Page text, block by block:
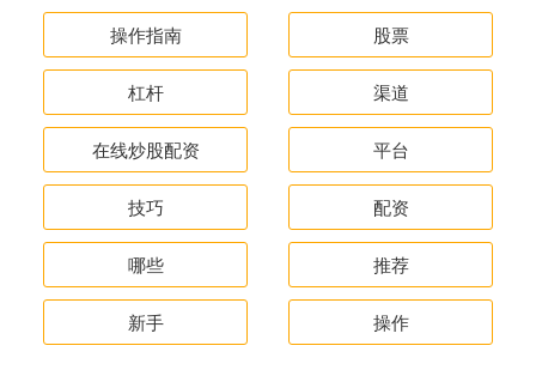
操作指南 股票
杠杆 渠道
在线炒股配资 平台
技巧 配资
哪些 推荐
新手 操作